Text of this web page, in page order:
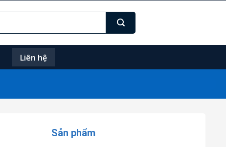
Liên hệ
Sản phẩm